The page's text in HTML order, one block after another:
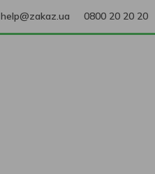
help@zakaz.ua 0800 20 20 20